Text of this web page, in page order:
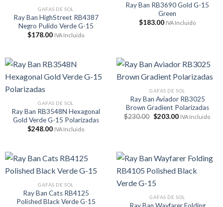
GAFAS DE SOL
Ray Ban HighStreet RB4387
Negro Pulido Verde G-15
$178.00 IVA Incluido
Ray Ban RB3690 Gold G-15
Green
$183.00 IVA Incluido
GAFAS DE SOL
Ray Ban RB3548N Hexagonal
Gold Verde G-15 Polarizadas
$248.00 IVA Incluido
GAFAS DE SOL
Ray Ban Aviador RB3025
Brown Gradient Polarizadas
$230.00 El
$203.00ElIVA Incluido
GAFAS DE SOL
Ray Ban Cats RB4125
Polished Black Verde G-15
GAFAS DE SOL